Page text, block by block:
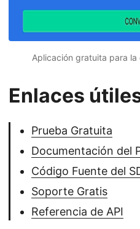
Aplicación gratuita para la
Enlaces
Prueba Gratuita
Documentación del
Código Fuente del
Soporte Gratis
Referencia de API